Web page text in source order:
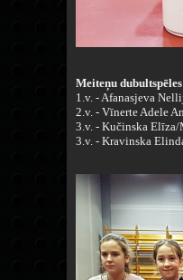
Meiteņu
1.v. - Afanasjeva
2.v. - Vīnerte Adele
3.v. - Kučinska
3.v. - Kravinska